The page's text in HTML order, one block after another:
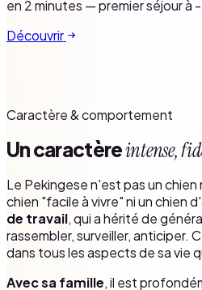
en 2 minutes — premier séjour à
Découvrir
Caractère & comportement
Un caractèreintense,
Le Pekingese n'est pas un
chien "facile à vivre" ni un chien
de travail, qui a hérité de
rassembler, surveiller, anticiper.
dans tous les aspects de sa vie
Avec sa famille, il est